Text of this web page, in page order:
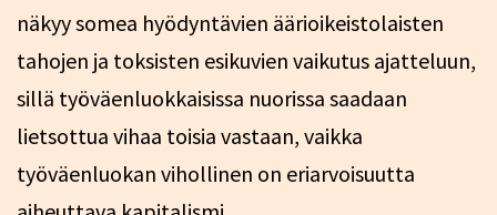
näkyy somea hyödyntävien äärioikeistolaisten
tahojen ja toksisten esikuvien vaikutus ajatteluun,
sillä työväenluokkaisissa nuorissa saadaan
lietsottua vihaa toisia vastaan, vaikka
työväenluokan vihollinen on eriarvoisuutta